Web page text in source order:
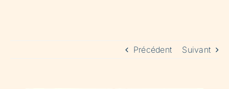
Précédent Suivant